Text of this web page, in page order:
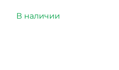
В наличии